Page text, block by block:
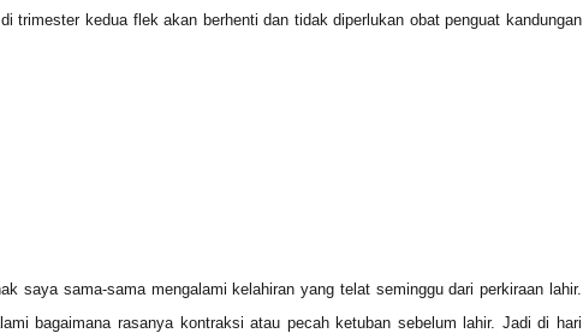
trimester kedua flek akan berhenti dan tidak diperlukan obat penguat kandungan
saya sama-sama mengalami kelahiran yang telat seminggu dari perkiraan lahir.
bagaimana rasanya kontraksi atau pecah ketuban sebelum lahir. Jadi di hari